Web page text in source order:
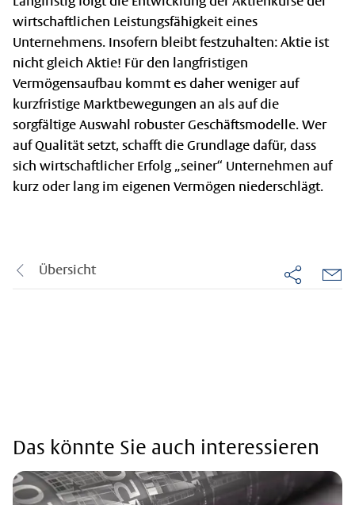
wirtschaftlichen Leistungsfähigkeit eines
Unternehmens. Insofern bleibt festzuhalten: Aktie ist
nicht gleich Aktie! Für den langfristigen
Vermögensaufbau kommt es daher weniger auf
kurzfristige Marktbewegungen an als auf die
sorgfältige Auswahl robuster Geschäftsmodelle. Wer
auf Qualität setzt, schafft die Grundlage dafür, dass
sich wirtschaftlicher Erfolg „seiner“ Unternehmen auf
kurz oder lang im eigenen Vermögen niederschlägt.
Übersicht
Das könnte Sie auch interessieren